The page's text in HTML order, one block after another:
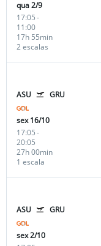
qua 2/9
17:05-
11:00
2 escalas
17h 55min
ASU GRU
sex 16/10
17:05-
20:05
1 escala
27h 00min
ASU GRU
sex 2/10